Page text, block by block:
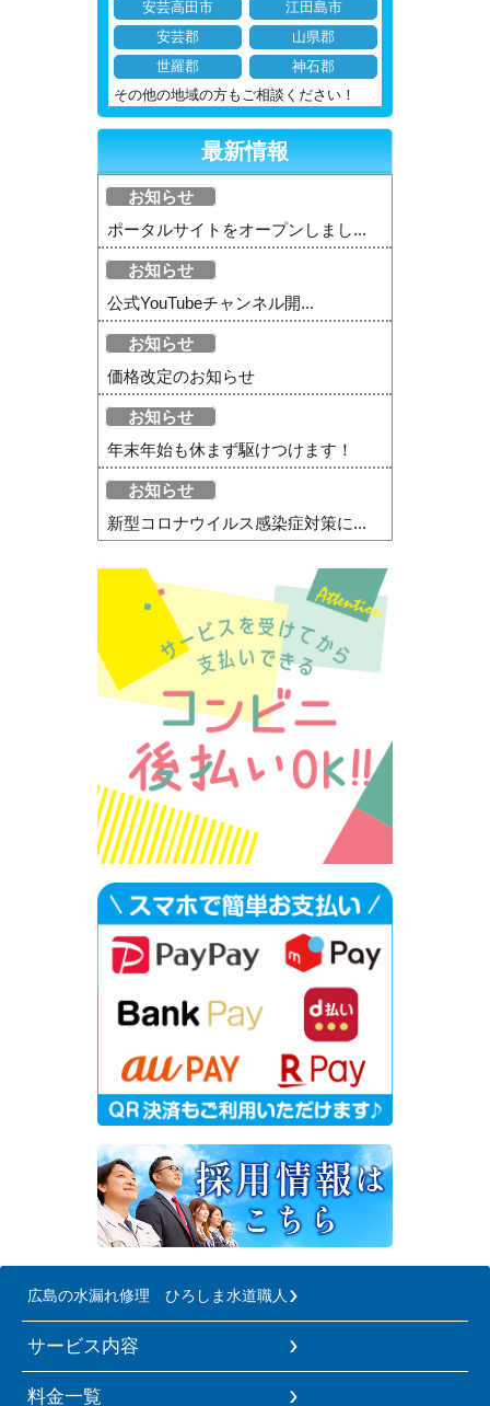
安芸高田市
江田島市
安芸郡
山県郡
世羅郡
神石郡
その他の地域の方もご相談ください！
最新情報
お知らせ
ポータルサイトをオープンしまし...
お知らせ
公式YouTubeチャンネル開...
お知らせ
価格改定のお知らせ
お知らせ
年末年始も休まず駆けつけます！
お知らせ
新型コロナウイルス感染症対策に...
広島の水漏れ修理 ひろしま水道職人
サービス内容
料金一覧